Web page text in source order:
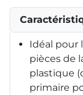
Idéal pour
pièces de
plastique
primaire